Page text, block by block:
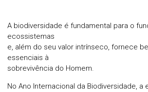
A biodiversidade é fundamental para o
ecossistemas
e, além do seu valor intrínseco, fornece
essenciais à
sobrevivência do Homem.
No Ano Internacional da Biodiversidade, a